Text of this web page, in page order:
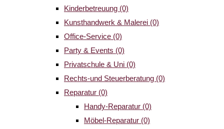
Kinderbetreuung (0)
Kunsthandwerk & Malerei (0)
Office-Service (0)
Party & Events (0)
Privatschule & Uni (0)
Rechts-und Steuerberatung (0)
Reparatur (0)
Handy-Reparatur (0)
Möbel-Reparatur (0)